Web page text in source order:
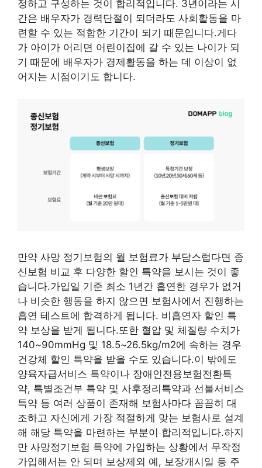
정하고 구성하는 것이 합리적입니다. 3년이라는 시
간은 배우자가 경력단절이 되더라도 사회활동을 마
련할 수 있는 적합한 기간이 되기 때문입니다.게다
가 아이가 어리면 어린이집에 갈 수 있는 나이가 되
기 때문에 배우자가 경제활동을 하는 데 이상이 없
어지는 시점이기도 합니다.
만약 사망 정기보험의 월 보험료가 부담스럽다면 종
신보험 비교 후 다양한 할인 특약을 보시는 것이 좋
습니다.가입일 기준 최소 1년간 흡연한 경우가 없거
나 비슷한 행동을 하지 않으면 보험사에서 진행하는
흡연 테스트에 합격하게 됩니다. 비흡연자 할인 특
약 보상을 받게 됩니다.또한 혈압 및 체질량 수치가
140~90mmHg 및 18.5~26.5kg/m2에 속하는 경우
건강체 할인 특약을 받을 수도 있습니다.이 밖에도
양육자급서비스 특약이나 장애인전용보험전환특
약, 특별조건부 특약 및 사후정리특약과 선불서비스
특약 등 여러 상품이 존재해 보험사마다 꼼꼼히 대
조하고 자신에게 가장 적절하게 맞는 보험사로 설계
해 해당 특약을 마련하는 부분이 합리적입니다.하지
만 사망정기보험 특약에 가입하는 상황에서 무작정
가입해서는 안 되며 보상제외 예, 보장개시일 등 주